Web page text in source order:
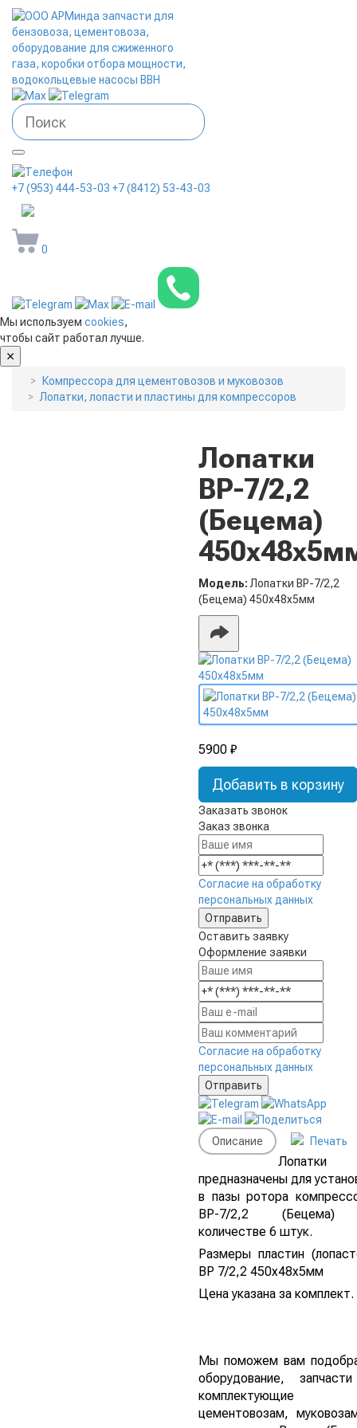
+7 (953) 444-53-03 +7 (8412) 53-43-03
0
Мы используем cookies,
чтобы сайт работал лучше.
Компрессора для цементовозов и муковозов
Лопатки, лопасти и пластины для компрессоров
Лопатки
ВР-7/2,2
(Бецема)
Модель: Лопатки ВР-7/2,2
(Бецема) 450х48х5мм
5900 ₽
Добавить в корзину
Заказать звонок
Заказ звонка
Согласие на обработку
персональных данных
Оставить заявку
Оформление заявки
Согласие на обработку
персональных данных
Описание Печать
Лопатки
предназначены для
в пазы ротора
ВР-7/2,2
количестве 6 штук.
Размеры пластин
ВР 7/2,2 450х48х5мм
Цена указана за комплект.
Мы поможем вам
оборудование,
цементовозам,